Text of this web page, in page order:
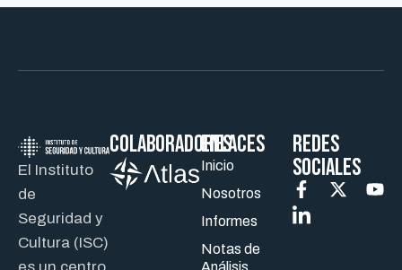
El Instituto
de
Seguridad y
Cultura (ISC)
ColaboradoresENLACES
Inicio
Nosotros
Informes
Notas de
REDES
SOCIALES